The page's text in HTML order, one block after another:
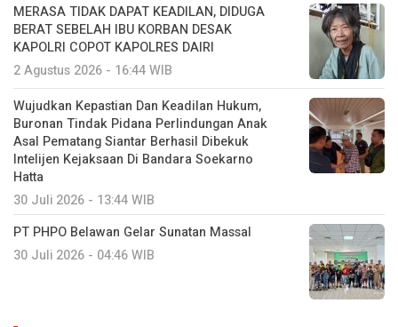
MERASA TIDAK DAPAT KEADILAN, DIDUGA
BERAT SEBELAH IBU KORBAN DESAK
KAPOLRI COPOT KAPOLRES DAIRI
2 Agustus 2026 - 16:44 WIB
Wujudkan Kepastian Dan Keadilan Hukum,
Buronan Tindak Pidana Perlindungan Anak
Asal Pematang Siantar Berhasil Dibekuk
Intelijen Kejaksaan Di Bandara Soekarno
Hatta
30 Juli 2026 - 13:44 WIB
PT PHPO Belawan Gelar Sunatan Massal
30 Juli 2026 - 04:46 WIB